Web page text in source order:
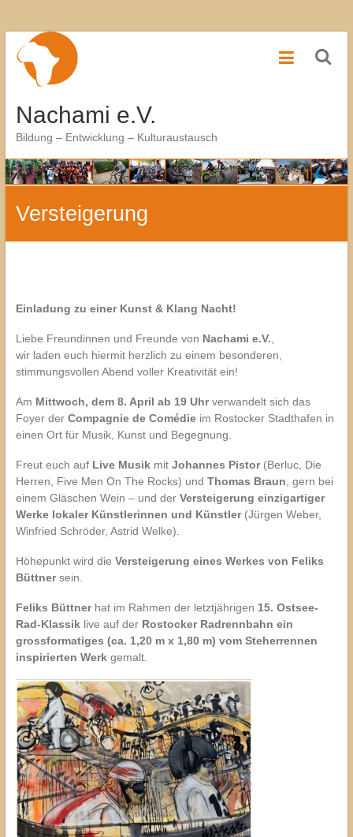
Inhalt
springen
Nachami e.V.
Bildung – Entwicklung – Kulturaustausch
Versteigerung
Einladung zu einer Kunst & Klang Nacht!
Liebe Freundinnen und Freunde von Nachami e.V.
wir laden euch hiermit herzlich zu einem besonderen,
stimmungsvollen Abend voller Kreativität ein!
Am Mittwoch, dem 8. April ab 19 Uhrverwandelt sich das
Foyer der Compagnie de Comédie im Rostocker Stadthafen in
einen Ort für Musik, Kunst und Begegnung.
Freut euch auf Live Musik mit Johannes Pistor (Berluc, Die
Herren, Five Men On The Rocks) und Thomas Braun , gern bei
einem Gläschen Wein – und der Versteigerung einzigartiger
Werke lokaler Künstlerinnen und Künstler(Jürgen Weber,
Winfried Schröder, Astrid Welke).
Höhepunkt wird die Versteigerung eines Werkes von Feliks
Büttnersein.
Feliks Büttner hat im Rahmen der letztjährigen 15. Ostsee-
Rad-Klassiklive auf der Rostocker Radrennbahn ein
grossformatiges (ca. 1,20 m x 1,80 m) vom Steherrennen
inspirierten Werkgemalt.